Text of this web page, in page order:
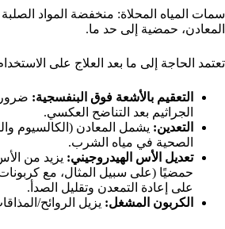
سمات المياه المحلاة: منخفضة المواد
المعادن، حمضية إلى حد ما.
تعتمد الحاجة إلى ما بعد العلاج على
التعقيم بالأشعة فوق البنفسجية:
الجراثيم بعد التناضح العكسي.
التعدين: يشمل المعادن (الكالسيوم
الصحية في مياه الشرب.
تعديل الأس الهيدروجيني: يزيد من
حمضيًا (على سبيل المثال، مع
على إعادة التمعدن وتقليل الصدأ.
الكربون المشغل: يزيل الروائح/